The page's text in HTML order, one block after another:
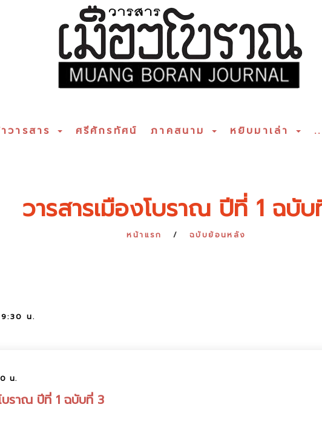
วารสาร ศรีศักรทัศน์ ภาคสนาม หยิบมาเล่า
วารสารเมืองโบราณ ปีที่ 1 ฉบั
หน้าแรก ฉบับย้อนหลัง
น.
น.
บราณ ปีที่ 1 ฉบับที่ 3